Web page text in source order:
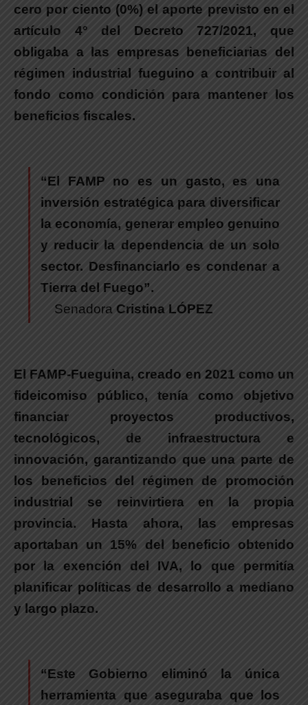
cero por ciento (0%) el aporte previsto en el
artículo 4° del Decreto 727/2021, que
obligaba a las empresas beneficiarias del
régimen industrial fueguino a contribuir al
fondo como condición para mantener los
beneficios fiscales.
“El FAMP no es un gasto, es una
inversión estratégica para diversificar
la economía, generar empleo genuino
y reducir la dependencia de un solo
sector. Desfinanciarlo es condenar a
Tierra del Fuego”.
Senadora Cristina LÓPEZ
El FAMP-Fueguina, creado en 2021 como un
fideicomiso público, tenía como objetivo
financiar proyectos productivos,
tecnológicos, de infraestructura e
innovación, garantizando que una parte de
los beneficios del régimen de promoción
industrial se reinvirtiera en la propia
provincia. Hasta ahora, las empresas
aportaban un 15% del beneficio obtenido
por la exención del IVA, lo que permitía
planificar políticas de desarrollo a mediano
y largo plazo.
“Este Gobierno eliminó la única
herramienta que aseguraba que los